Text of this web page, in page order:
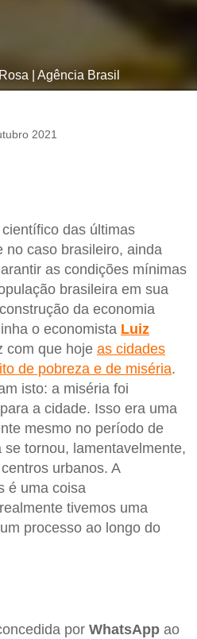
| Agência Brasil
2021
das últimas
no caso brasileiro, ainda
as condições mínimas
brasileira em sua
da economia
o economista Luiz
com que hoje as cidades
de pobreza e de miséria.
isto: a miséria foi
a cidade. Isso era uma
mesmo no período de
tornou, lamentavelmente,
urbanos. A
é uma coisa
tivemos uma
processo ao longo do
por WhatsApp ao